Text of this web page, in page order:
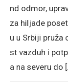
nd odmor,
za hiljade
u u Srbiji pruža
st vazduh i
a na severu do